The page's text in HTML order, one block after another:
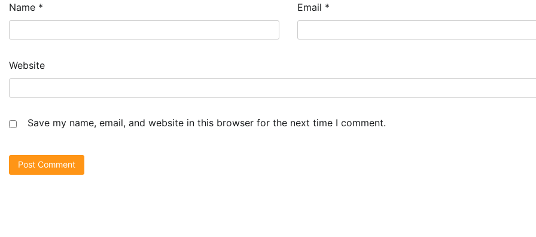
Name * Email *
Website
Save my name, email, and website in this browser for the next time I comment.